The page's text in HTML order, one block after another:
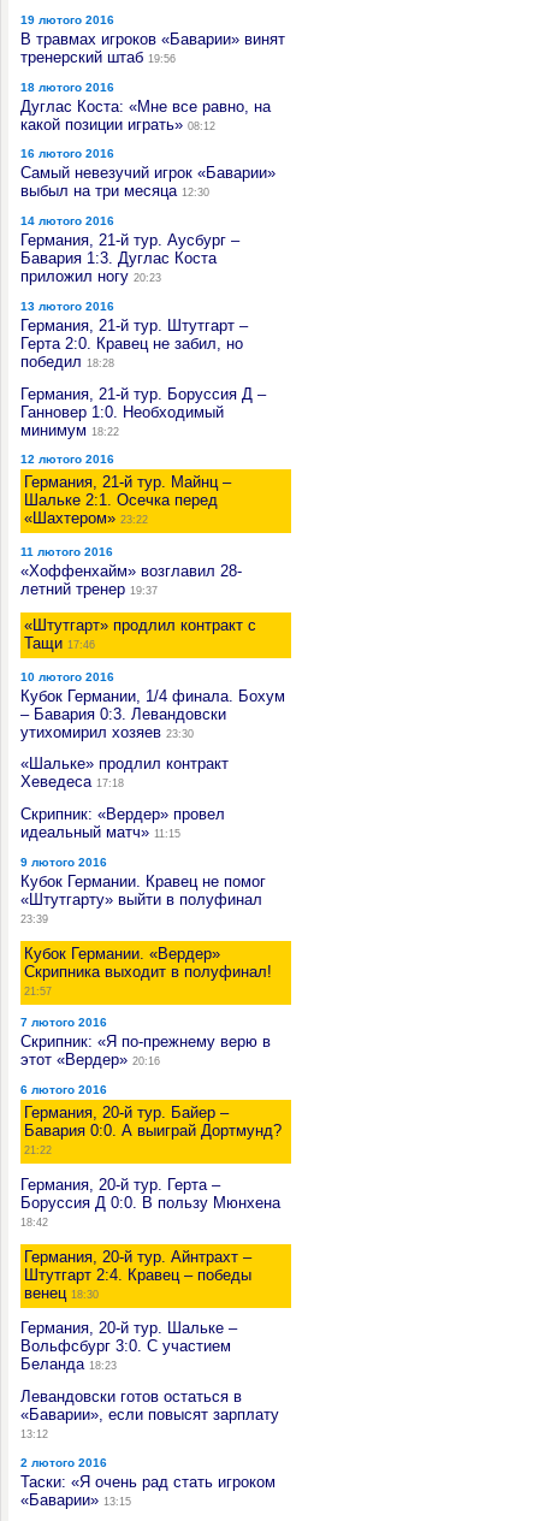
19 лютого 2016
В травмах игроков «Баварии» винят
тренерский штаб 19:56
18 лютого 2016
Дуглас Коста: «Мне все равно, на
какой позиции играть» 08:12
16 лютого 2016
Самый невезучий игрок «Баварии»
выбыл на три месяца 12:30
14 лютого 2016
Германия, 21-й тур. Аусбург –
Бавария 1:3. Дуглас Коста
приложил ногу 20:23
13 лютого 2016
Германия, 21-й тур. Штутгарт –
Герта 2:0. Кравец не забил, но
победил 18:28
Германия, 21-й тур. Боруссия Д –
Ганновер 1:0. Необходимый
минимум 18:22
12 лютого 2016
Германия, 21-й тур. Майнц –
Шальке 2:1. Осечка перед
«Шахтером» 23:22
11 лютого 2016
«Хоффенхайм» возглавил 28-
летний тренер 19:37
«Штутгарт» продлил контракт с
Тащи 17:46
10 лютого 2016
Кубок Германии, 1/4 финала. Бохум
– Бавария 0:3. Левандовски
утихомирил хозяев 23:30
«Шальке» продлил контракт
Хеведеса 17:18
Скрипник: «Вердер» провел
идеальный матч» 11:15
9 лютого 2016
Кубок Германии. Кравец не помог
«Штутгарту» выйти в полуфинал
23:39
Кубок Германии. «Вердер»
Скрипника выходит в полуфинал!
21:57
7 лютого 2016
Скрипник: «Я по-прежнему верю в
этот «Вердер» 20:16
6 лютого 2016
Германия, 20-й тур. Байер –
Бавария 0:0. А выиграй Дортмунд?
21:22
Германия, 20-й тур. Герта –
Боруссия Д 0:0. В пользу Мюнхена
18:42
Германия, 20-й тур. Айнтрахт –
Штутгарт 2:4. Кравец – победы
венец 18:30
Германия, 20-й тур. Шальке –
Вольфсбург 3:0. С участием
Беланда 18:23
Левандовски готов остаться в
«Баварии», если повысят зарплату
13:12
2 лютого 2016
Таски: «Я очень рад стать игроком
«Баварии» 13:15